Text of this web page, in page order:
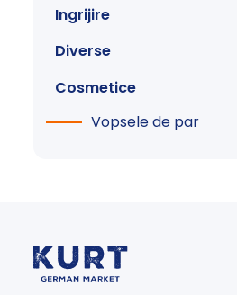
Ingrijire
Diverse
Cosmetice
Vopsele de par